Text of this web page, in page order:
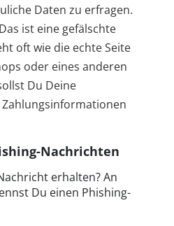
Daten zu erfragen.
Das ist eine gefälschte
oft wie die echte Seite
oder eines anderen
Du Deine
Nachrichten
erhalten? An
Du einen Phishing-